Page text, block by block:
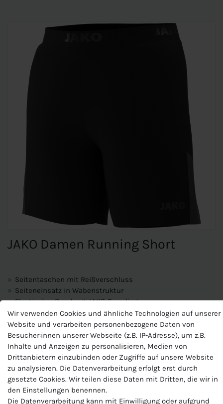
JAKO Damen Running Short
Seitentaschen mit Reißverschluss
Seiteneinsatz in Wabenstruktur
Elastischer Bund mit JAKO Branding
Microfeine Fasern transportieren Feuchtigkeit unmittelbar
an die Oberfläche des Stoffes
KEEP DRY gewährleistet, dass das Material sehr schnell
trocknet und Du beim Sport nicht auskühlst
Materialart:Stretch-Micro-Twill
Zusammensetzung: 100 % Polyester (recycelt)
Wir verwenden Cookies und ähnliche Technologien auf unserer
Website und verarbeiten personenbezogene Daten von
Besucher:innen unserer Webseite (z.B. IP-Adresse), um z.B.
Inhalte und Anzeigen zu personalisieren, Medien von
Drittanbietern einzubinden oder Zugriffe auf unsere Website
zu analysieren. Die Datenverarbeitung erfolgt erst durch
gesetzte Cookies. Wir teilen diese Daten mit Dritten, die wir in
den Einstellungen benennen.
Die Datenverarbeitung kann mit Einwilligung oder aufgrund